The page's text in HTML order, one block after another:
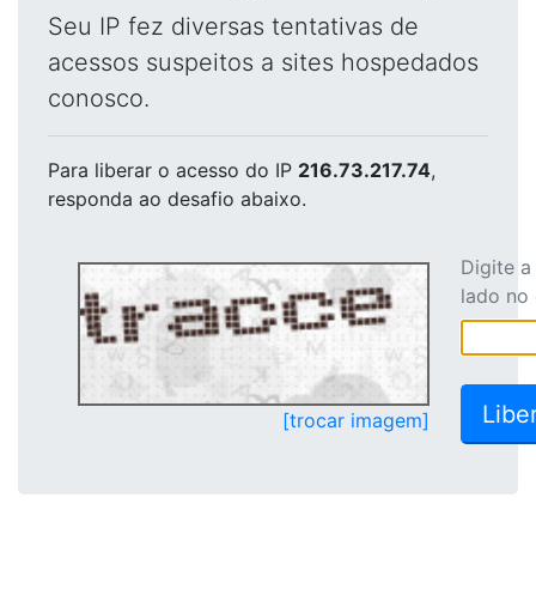
Seu IP fez diversas tentativas de
acessos suspeitos a sites hospedados
conosco.
Para liberar o acesso do IP 216.73.217.74,
responda ao desafio abaixo.
[trocar imagem]
Digite
lado no